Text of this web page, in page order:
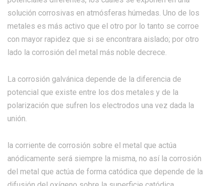
solución corrosivas en atmósferas húmedas. Uno de los
metales es más activo que el otro por lo tanto se corroe
con mayor rapidez que si se encontrara aislado; por otro
lado la corrosión del metal más noble decrece.
La corrosión galvánica depende de la diferencia de
potencial que existe entre los dos metales y de la
polarización que sufren los electrodos una vez dada la
unión.
la corriente de corrosión sobre el metal que actúa
anódicamente será siempre la misma, no así la corrosión
del metal que actúa de forma catódica que depende de la